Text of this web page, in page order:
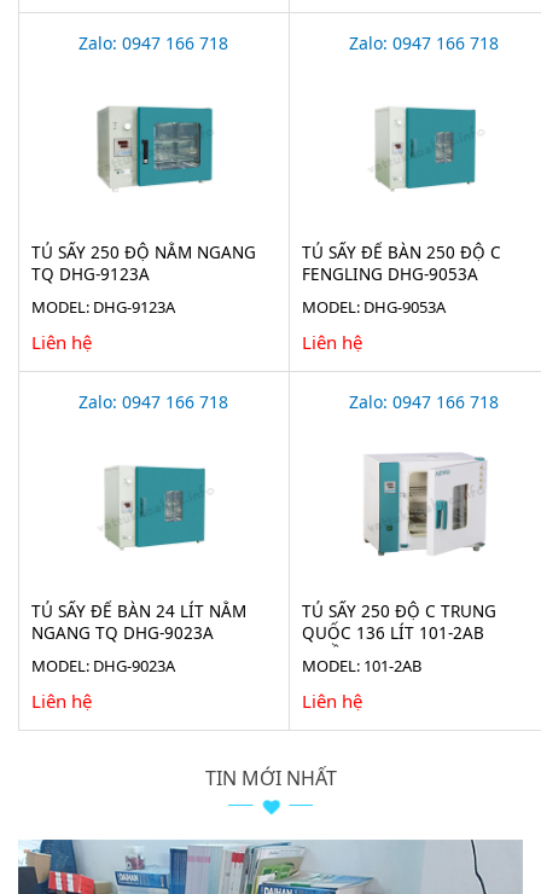
Zalo: 0947 166 718
TỦ SẤY 250 ĐỘ NẰM NGANG
TQ DHG-9123A
MODEL: DHG-9123A
Liên hệ
Zalo: 0947 166 718
TỦ SẤY ĐỂ BÀN 250 ĐỘ C
FENGLING DHG-9053A
MODEL: DHG-9053A
Liên hệ
Zalo: 0947 166 718
TỦ SẤY ĐỂ BÀN 24 LÍT NẰM
NGANG TQ DHG-9023A
MODEL: DHG-9023A
Liên hệ
Zalo: 0947 166 718
TỦ SẤY 250 ĐỘ C TRUNG
QUỐC 136 LÍT 101-2AB
(BUỒNG INOX)
MODEL: 101-2AB
Liên hệ
TIN MỚI NHẤT